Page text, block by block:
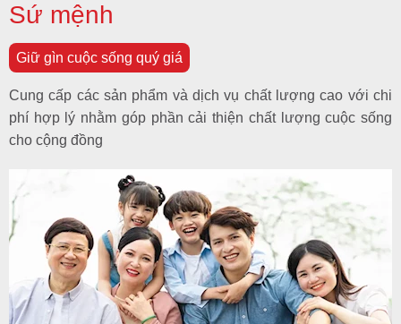
Sứ mệnh
Giữ gìn cuộc sống quý giá
Cung cấp các sản phẩm và dịch vụ chất lượng cao với chi
phí hợp lý nhằm góp phần cải thiện chất lượng cuộc sống
cho cộng đồng